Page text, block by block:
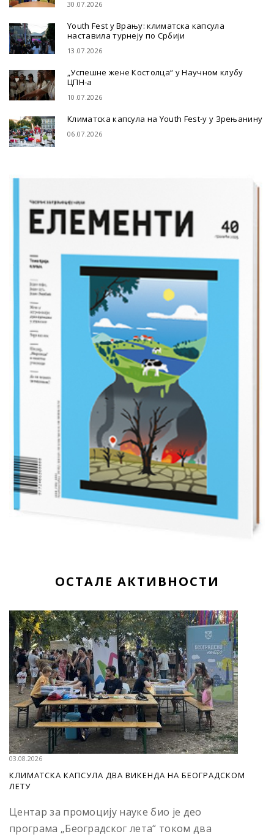
30.07.2026
Youth Fest у Врању: климатска капсула
наставила турнеју по Србији
13.07.2026
„Успешне жене Костолца“ у Научном клубу
ЦПН-а
10.07.2026
Климатска капсула на Youth Fest-у у Зрењанину
06.07.2026
ОСТАЛЕ АКТИВНОСТИ
03.08.2026
КЛИМАТСКА КАПСУЛА ДВА ВИКЕНДА НА БЕОГРАДСКОМ
ЛЕТУ
Центар за промоцију науке био је део
програма „Београдског лета“ током два